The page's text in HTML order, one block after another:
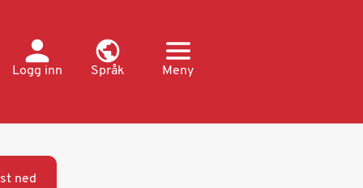
Logg inn Språk Meny
ned